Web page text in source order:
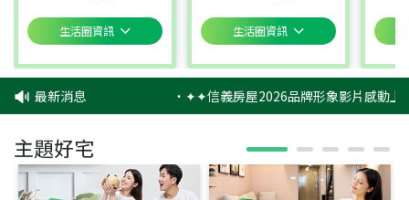
生活圈資訊 生活圈資訊
最新消息 ‧✦✦信義房屋2026品牌形象影片感動上
主題好宅